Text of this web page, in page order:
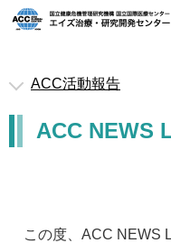
救済医療室
お知らせ
一般の皆様へ
ACC活動報告
ACC NEWS
この度、ACC NEWS